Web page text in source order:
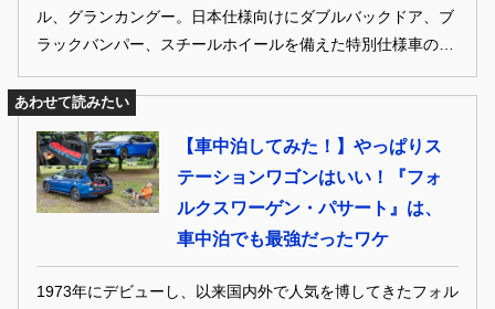
ル、グランカングー。日本仕様向けにダブルバックドア、ブ
ラックバンパー、スチールホイールを備えた特別仕様車の
したレポートをお届けする。超ワイドなスライドドアなど、
あわせて読みたい
【車中泊してみた！】やっぱりス
テーションワゴンはいい！『フォ
ルクスワーゲン・パサート』は、
車中泊でも最強だったワケ
1973年にデビューし、以来国内外で人気を博してきたフォル